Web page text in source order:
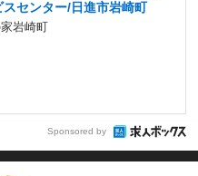
センター/日進市岩崎町
岩崎町
Sponsored by